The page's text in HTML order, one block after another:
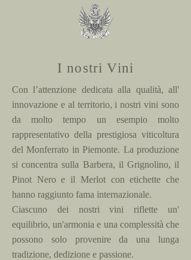
I nostri Vini
Con l’attenzione dedicata alla qualità, all'
innovazione e al territorio, i nostri vini sono
da molto tempo un esempio molto
rappresentativo della prestigiosa viticoltura
del Monferrato in Piemonte. La produzione
si concentra sulla Barbera, il Grignolino, il
Pinot Nero e il Merlot con etichette che
hanno raggiunto fama internazionale.
Ciascuno dei nostri vini riflette un'
equilibrio, un'armonia e una complessità che
possono solo provenire da una lunga
tradizione, dedizione e passione.